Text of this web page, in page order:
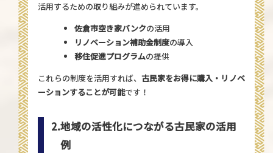
活用するための取り組みが進められています。
佐倉市空き家バンクの活用
リノベーション補助金制度の導入
移住促進プログラムの提供
これらの制度を活用すれば、古民家をお得に購入・リノベ
ーションすることが可能です！
2.地域の活性化につながる古民家の活用
例